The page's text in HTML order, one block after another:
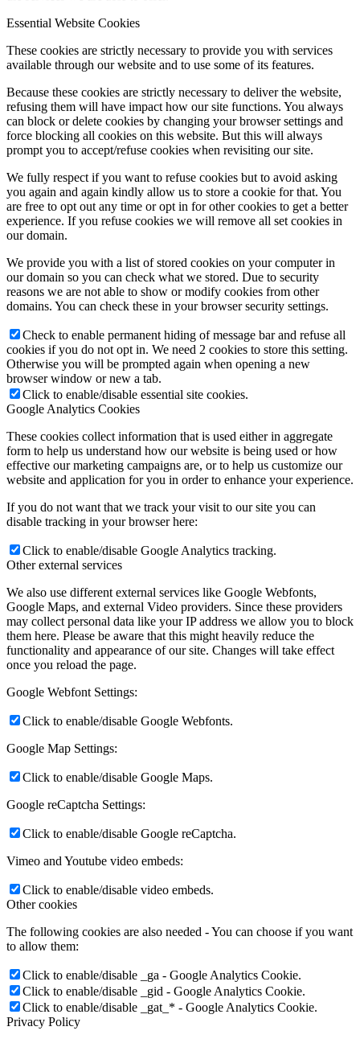
Essential Website Cookies
These cookies are strictly necessary to provide you with services
available through our website and to use some of its features.
Because these cookies are strictly necessary to deliver the website,
refusing them will have impact how our site functions. You always
can block or delete cookies by changing your browser settings and
force blocking all cookies on this website. But this will always
prompt you to accept/refuse cookies when revisiting our site.
We fully respect if you want to refuse cookies but to avoid asking
you again and again kindly allow us to store a cookie for that. You
are free to opt out any time or opt in for other cookies to get a better
experience. If you refuse cookies we will remove all set cookies in
our domain.
We provide you with a list of stored cookies on your computer in
our domain so you can check what we stored. Due to security
reasons we are not able to show or modify cookies from other
domains. You can check these in your browser security settings.
Check to enable permanent hiding of message bar and refuse all
cookies if you do not opt in. We need 2 cookies to store this setting.
Otherwise you will be prompted again when opening a new
browser window or new a tab.
Click to enable/disable essential site cookies.
Google Analytics Cookies
These cookies collect information that is used either in aggregate
form to help us understand how our website is being used or how
effective our marketing campaigns are, or to help us customize our
website and application for you in order to enhance your experience.
If you do not want that we track your visit to our site you can
disable tracking in your browser here:
Click to enable/disable Google Analytics tracking.
Other external services
We also use different external services like Google Webfonts,
Google Maps, and external Video providers. Since these providers
may collect personal data like your IP address we allow you to block
them here. Please be aware that this might heavily reduce the
functionality and appearance of our site. Changes will take effect
once you reload the page.
Google Webfont Settings:
Click to enable/disable Google Webfonts.
Google Map Settings:
Click to enable/disable Google Maps.
Google reCaptcha Settings:
Click to enable/disable Google reCaptcha.
Vimeo and Youtube video embeds:
Click to enable/disable video embeds.
Other cookies
The following cookies are also needed - You can choose if you want
to allow them:
Click to enable/disable _ga - Google Analytics Cookie.
Click to enable/disable _gid - Google Analytics Cookie.
Click to enable/disable _gat_* - Google Analytics Cookie.
Privacy Policy